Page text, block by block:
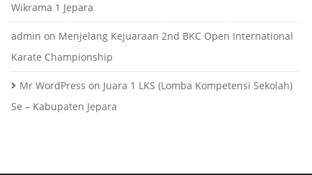
Wikrama 1 Jepara
admin on Menjelang Kejuaraan 2nd BKC Open International
Karate Championship
Mr WordPress on Juara 1 LKS (Lomba Kompetensi Sekolah)
Se – Kabupaten Jepara